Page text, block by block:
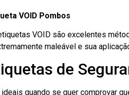
VOID Pombos
VOID são excelentes
maleável e sua
de
ideais quando se quer comprovar